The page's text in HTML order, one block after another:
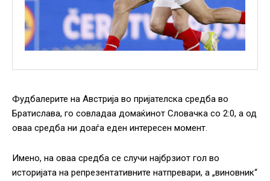
Фудбалерите на Австрија во пријателска средба во
Братислава, го совладаа домаќинот Словачка со 2:0, a од
оваа средба ни доаѓа еден интересен момент.
Имено, на оваа средба се случи најбрзиот гол во
историјата на репрезентативните натпревари, а „виновник“